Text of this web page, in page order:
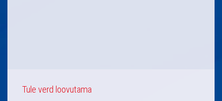
Tule verd loovutama